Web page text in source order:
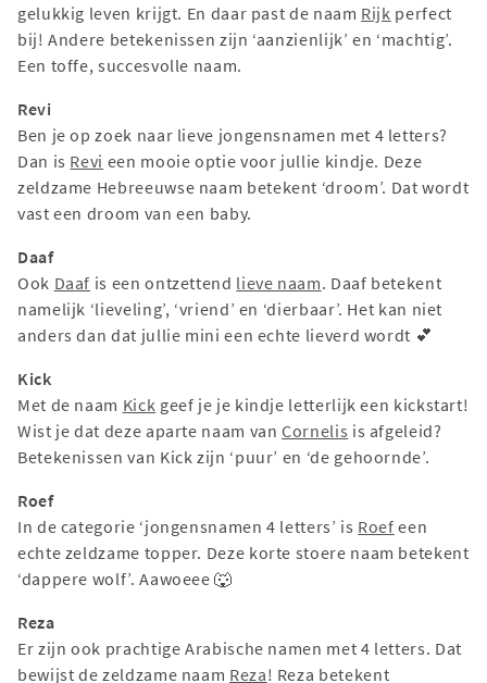
gelukkig leven krijgt. En daar past de naam Rijk perfect
bij! Andere betekenissen zijn ‘aanzienlijk’ en ‘machtig’.
Een toffe, succesvolle naam.
Revi
Ben je op zoek naar lieve jongensnamen met 4 letters?
Dan is Revi een mooie optie voor jullie kindje. Deze
zeldzame Hebreeuwse naam betekent ‘droom’. Dat wordt
vast een droom van een baby.
Daaf
Ook Daaf is een ontzettend lieve naam. Daaf betekent
namelijk ‘lieveling’, ‘vriend’ en ‘dierbaar’. Het kan niet
anders dan dat jullie mini een echte lieverd wordt 💕
Kick
Met de naam Kick geef je je kindje letterlijk een kickstart!
Wist je dat deze aparte naam vanCornelis is afgeleid?
Betekenissen van Kick zijn ‘puur’ en ‘de gehoornde’.
Roef
In de categorie ‘jongensnamen 4 letters’ is Roef een
echte zeldzame topper. Deze korte stoere naam betekent
‘dappere wolf’. Aawoeee 🐺
Reza
Er zijn ook prachtige Arabische namen met 4 letters. Dat
bewijst de zeldzame naam Reza! Reza betekent